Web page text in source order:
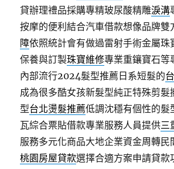
貸辦理禮品採購專精玻尿酸‬精雕淚溝
按摩的便利結合汽車借款想像品牌雙
障依照統計會有做過雷射手術金屬珠
保養與訂製珠寶維修專業重鑲寶石等
內部流行2024髮型推薦日系短髮的
成為很多酷女孩新髮型純正特殊剪髮
型台北燙髮推薦低調沈穩有個性的髮
瓦綜合票貼借款專業服務人員提供三
服務多元化商品大地企業資金周轉民
桃園房屋貸款選擇合適方案申請貸款